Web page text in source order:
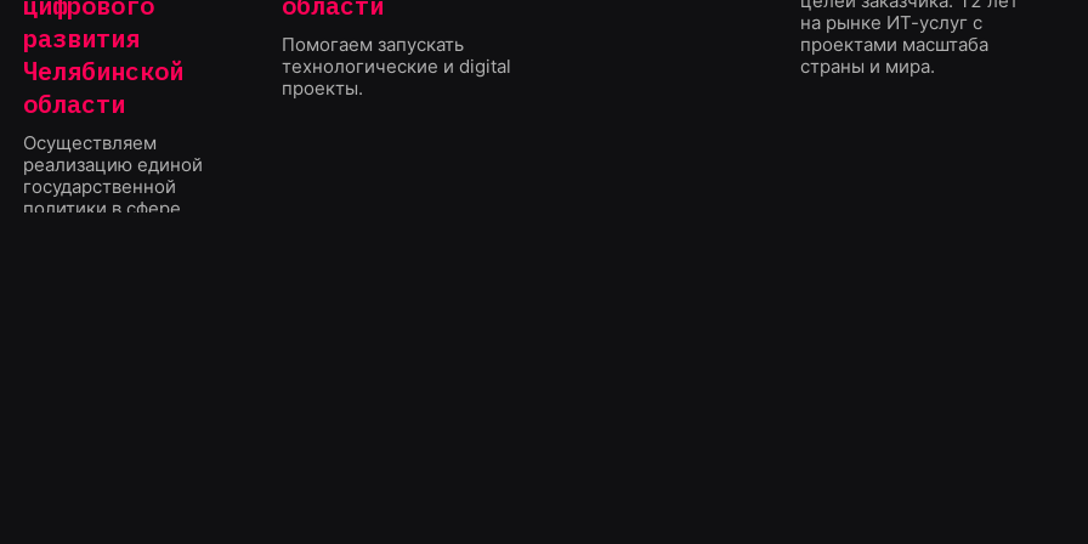
развития
Челябинской
области
Осуществляем
реализацию единой
государственной
политики в сфере
Помогаем запускать
технологические и digital
проекты.
на рынке ИТ-услуг с
проектами масштаба
страны и мира.